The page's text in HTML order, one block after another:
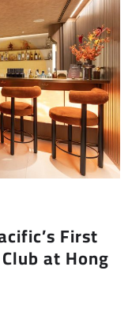
First
at Hong